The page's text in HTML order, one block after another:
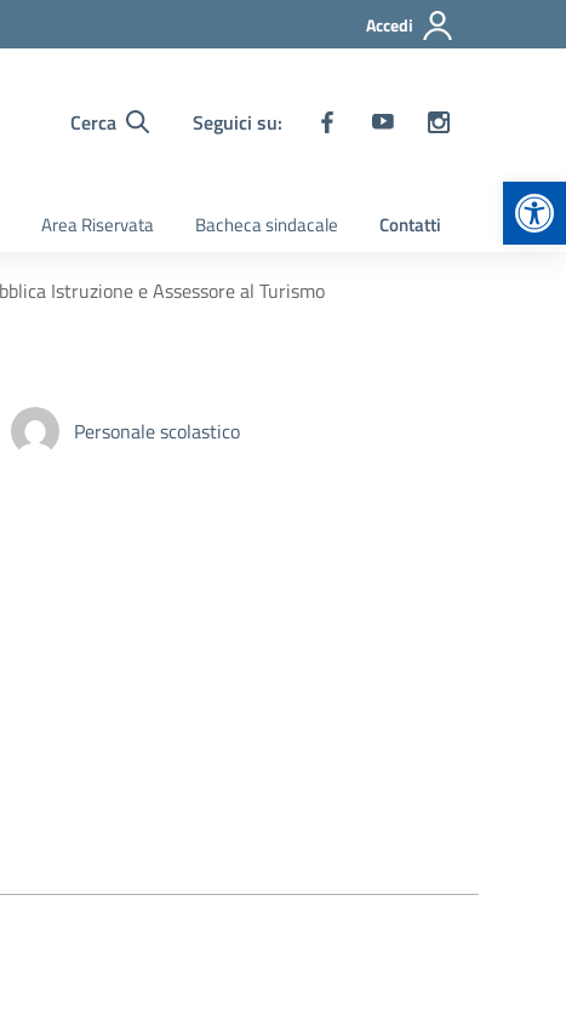
Accedi
Cerca Seguici su:
Area Riservata Bacheca sindacale Contatti
Istruzione e Assessore al Turismo
Personale scolastico